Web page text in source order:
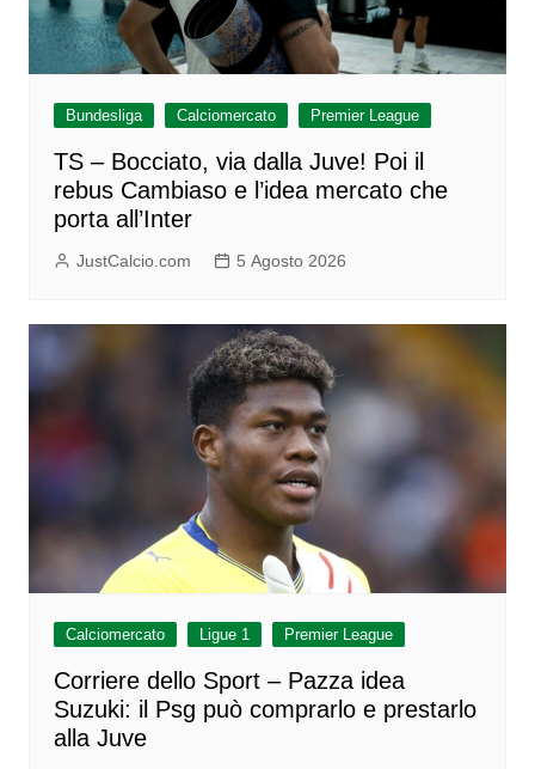
Bundesliga Calciomercato Premier League
TS – Bocciato, via dalla Juve! Poi il
rebus Cambiaso e l’idea mercato che
porta all’Inter
JustCalcio.com 5 Agosto 2026
Calciomercato Ligue 1 Premier League
Corriere dello Sport – Pazza idea
Suzuki: il Psg può comprarlo e prestarlo
alla Juve